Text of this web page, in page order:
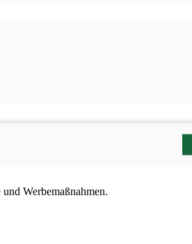
Werbemaßnahmen.